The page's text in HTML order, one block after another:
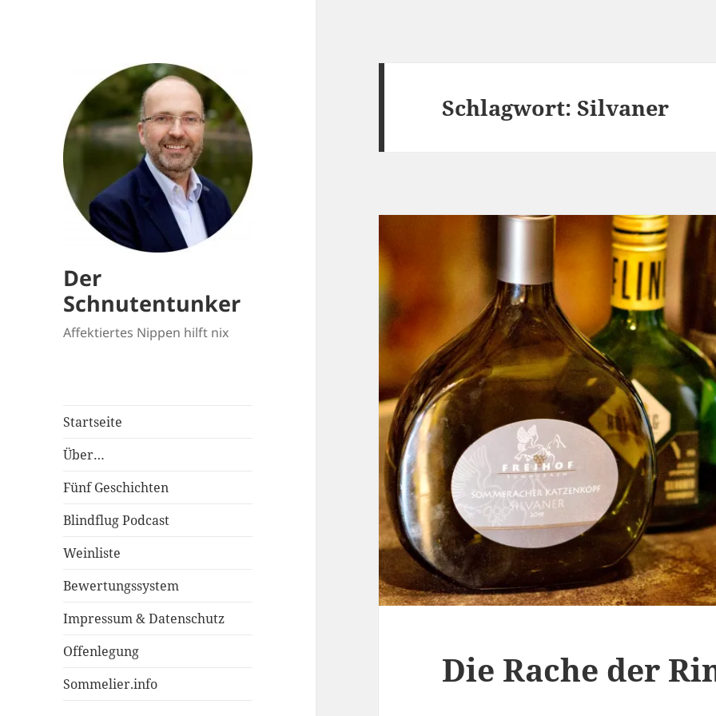
Der
Schnutentunker
Affektiertes Nippen hilft nix
Startseite
Über…
Fünf Geschichten
Blindflug Podcast
Weinliste
Bewertungssystem
Impressum & Datenschutz
Offenlegung
Sommelier.info
Schlagwort:Silvaner
Die Rache der